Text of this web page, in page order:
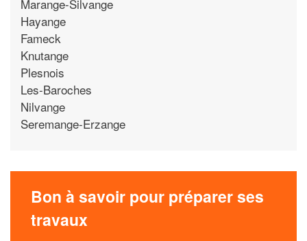
Marange-Silvange
Hayange
Fameck
Knutange
Plesnois
Les-Baroches
Nilvange
Seremange-Erzange
Bon à savoir pour préparer ses
travaux